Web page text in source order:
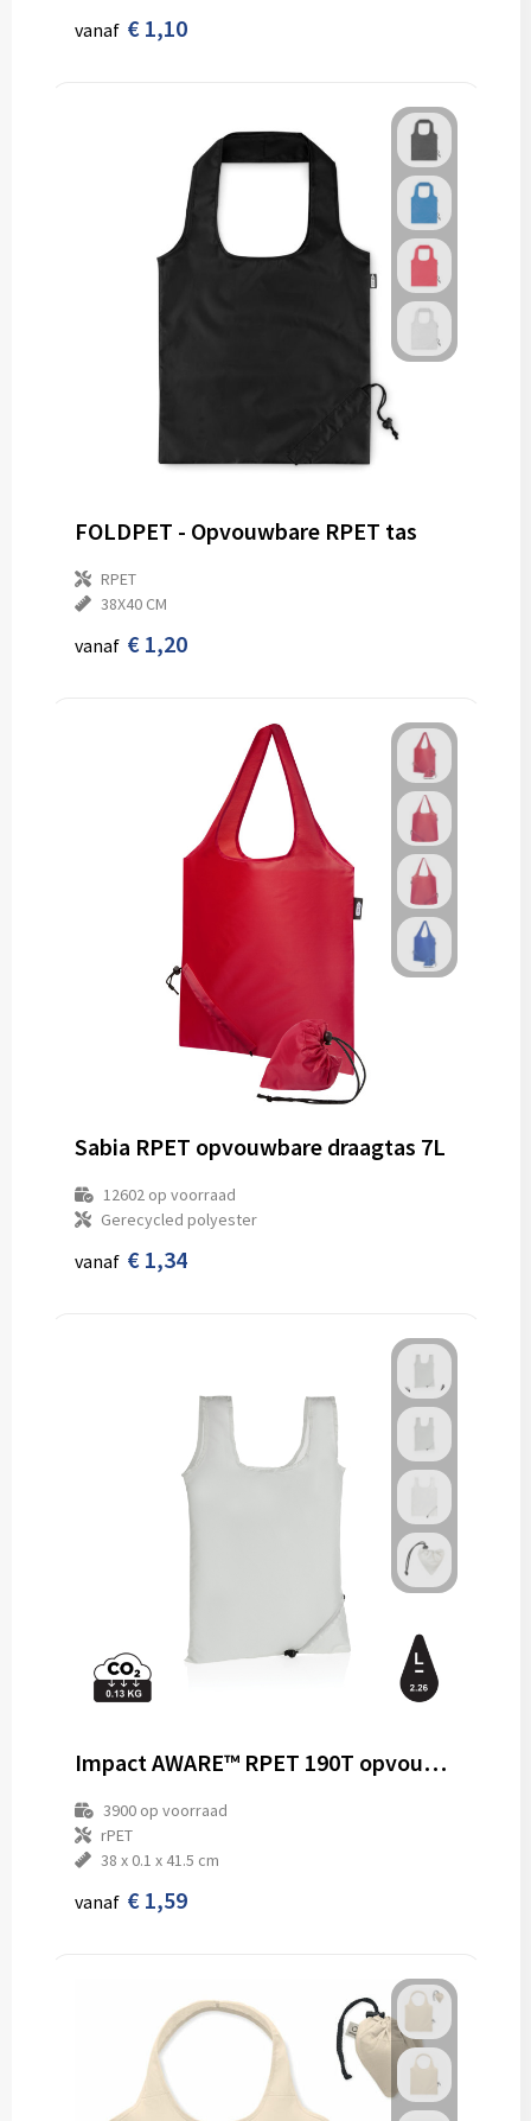
vanaf € 1,10
FOLDPET - Opvouwbare RPET tas
RPET
38X40 CM
vanaf € 1,20
Sabia RPET opvouwbare draagtas 7L
12602op voorraad
Gerecycled polyester
vanaf € 1,34
Impact AWARE™ RPET 190T opvouwbare shopper
3900op voorraad
rPET
38 x 0.1 x 41.5 cm
vanaf € 1,59